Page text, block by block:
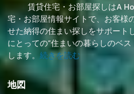
賃貸住宅・お部屋探しはA
宅・お部屋情報サイトで、お客様
せた納得の住まい探しをサポート
にとっての”住まいの暮らしのベ
します。 続きを読む
地図